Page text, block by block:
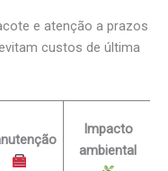
e atenção a prazos
custos de última
Impacto
ambiental